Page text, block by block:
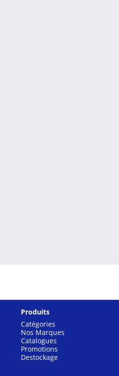
Produits
Catégories
Nos Marques
Catalogues
Promotions
Destockage